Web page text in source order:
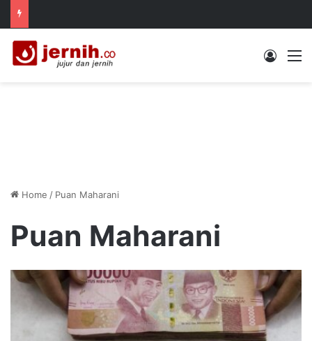
Log In
Home / Puan Maharani
Puan Maharani